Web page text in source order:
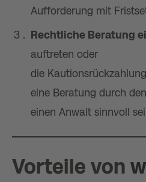
Aufforderung mit
Rechtliche Beratung
auftreten oder
die
eine Beratung durch
einen Anwalt sinnvoll
Vorteile von